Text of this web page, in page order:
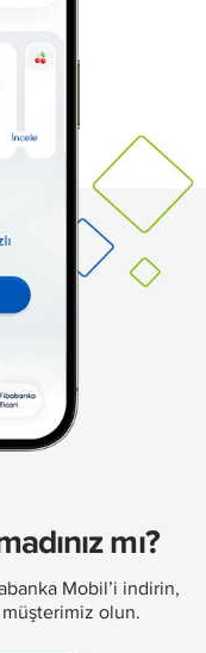
mı?
Mobil’i indirin,
müşterimiz olun.